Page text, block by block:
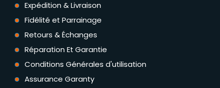
Expédition & Livraison
Fidélité et Parrainage
Retours & Échanges
Réparation Et Garantie
Conditions Générales d'utilisation
Assurance Garanty